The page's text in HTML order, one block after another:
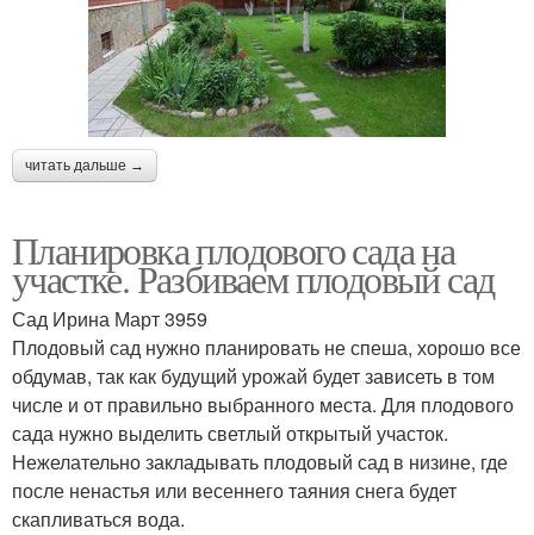
читать дальше →
Планировка плодового сада на
участке. Разбиваем плодовый сад
Сад Ирина Март 3959
Плодовый сад нужно планировать не спеша, хорошо все
обдумав, так как будущий урожай будет зависеть в том
числе и от правильно выбранного места. Для плодового
сада нужно выделить светлый открытый участок.
Нежелательно закладывать плодовый сад в низине, где
после ненастья или весеннего таяния снега будет
скапливаться вода.